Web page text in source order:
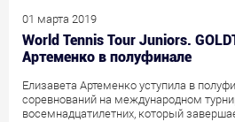
01 марта 2019
World Tennis Tour Juniors.
Артеменко в полуфинале
Елизавета Артеменко уступила в
соревнований на международном
восемнадцатилетних, который